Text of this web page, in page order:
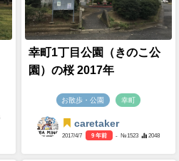
幸町1丁目公園（きのこ公
園）の桜 2017年
お散歩・公園 幸町
caretaker
2017/4/7 9 年前 - №1523 2048